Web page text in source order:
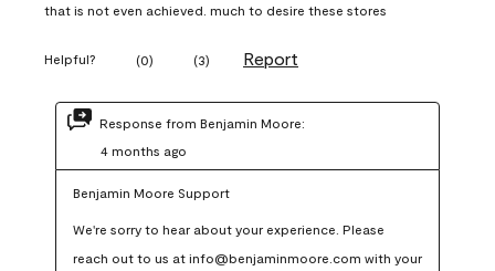
that is not even achieved. much to desire these stores
Helpful? (0) (3) Report
Response from Benjamin Moore:
4 months ago
Benjamin Moore Support
We're sorry to hear about your experience. Please
reach out to us at info@benjaminmoore.com with your